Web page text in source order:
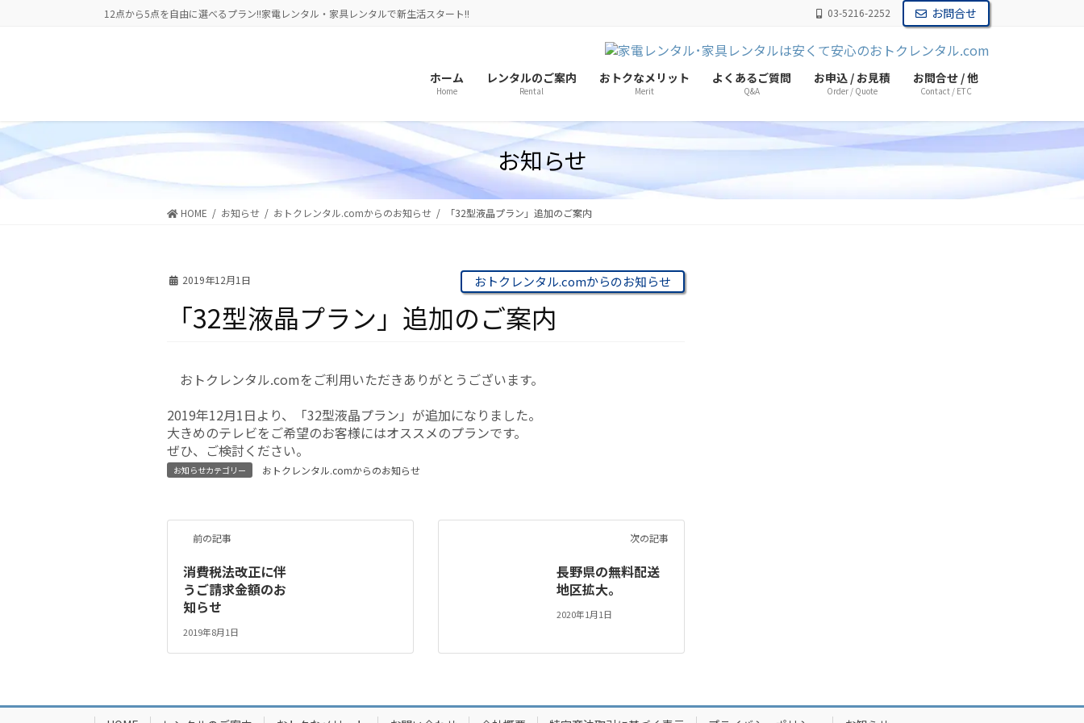
12点から5点を自由に選べるプラン!!家電レンタル・家具レンタルで新生活スタート!! 03-5216-2252 お問合せ
ホーム
Home
レンタルのご案内
Rental
おトクなメリット
Merit
よくあるご質問
Q&A
お申込 / お見積
Order / Quote
お問合せ / 他
Contact / ETC
お知らせ
HOME お知らせ おトクレンタル.comからのお知らせ 「32型液晶プラン」追加のご案内
2019年12月1日 おトクレンタル.comからのお知らせ
「32型液晶プラン」追加のご案内
おトクレンタル.comをご利用いただきありがとうございます。
2019年12月1日より、「32型液晶プラン」が追加になりました。
大きめのテレビをご希望のお客様にはオススメのプランです。
ぜひ、ご検討ください。
お知らせカテゴリー おトクレンタル.comからのお知らせ
前の記事
消費税法改正に伴
うご請求金額のお
知らせ
2019年8月1日
次の記事
長野県の無料配送
地区拡大。
2020年1月1日